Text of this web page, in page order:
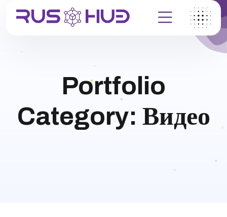
Portfolio
Category: Видео